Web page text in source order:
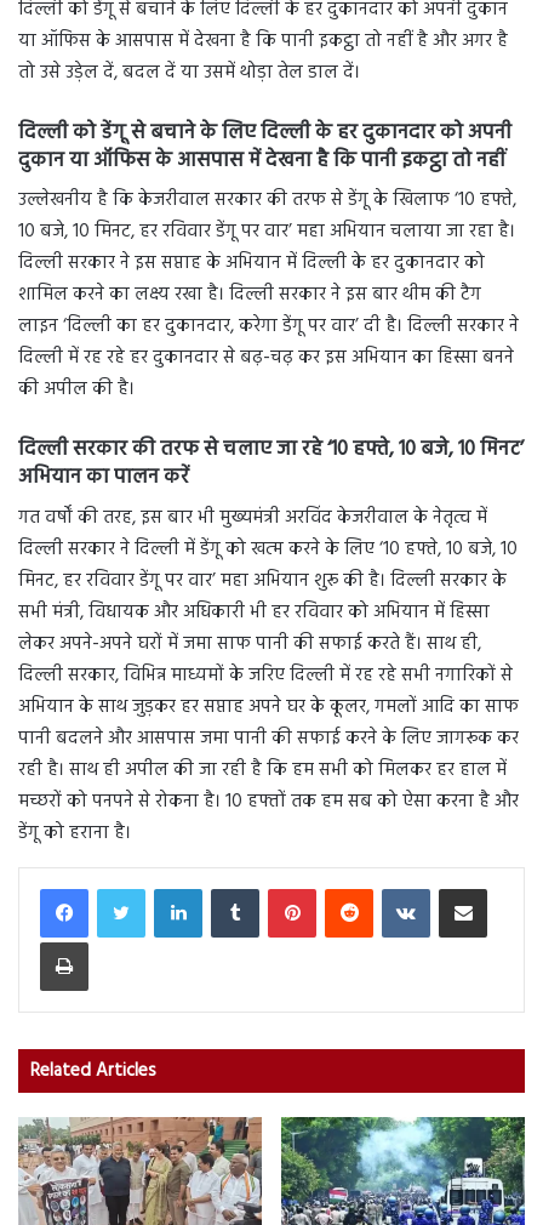
दिल्ली को डेंगू से बचाने के लिए दिल्ली के हर दुकानदार को अपनी दुकान
या ऑफिस के आसपास में देखना है कि पानी इकट्ठा तो नहीं है और अगर है
तो उसे उड़ेल दें, बदल दें या उसमें थोड़ा तेल डाल दें।
दिल्ली को डेंगू से बचाने के लिए दिल्ली के हर दुकानदार को अपनी
दुकान या ऑफिस के आसपास में देखना है कि पानी इकट्ठा तो नहीं
उल्लेखनीय है कि केजरीवाल सरकार की तरफ से डेंगू के खिलाफ ‘10 हफ्ते,
10 बजे, 10 मिनट, हर रविवार डेंगू पर वार’ महा अभियान चलाया जा रहा है।
दिल्ली सरकार ने इस सप्ताह के अभियान में दिल्ली के हर दुकानदार को
शामिल करने का लक्ष्य रखा है। दिल्ली सरकार ने इस बार थीम की टैग
लाइन ‘दिल्ली का हर दुकानदार, करेगा डेंगू पर वार’ दी है। दिल्ली सरकार ने
दिल्ली में रह रहे हर दुकानदार से बढ़-चढ़ कर इस अभियान का हिस्सा बनने
की अपील की है।
दिल्ली सरकार की तरफ से चलाए जा रहे ‘10 हफ्ते, 10 बजे, 10 मिनट’
अभियान का पालन करें
गत वर्षों की तरह, इस बार भी मुख्यमंत्री अरविंद केजरीवाल के नेतृत्व में
दिल्ली सरकार ने दिल्ली में डेंगू को खत्म करने के लिए ‘10 हफ्ते, 10 बजे, 10
मिनट, हर रविवार डेंगू पर वार’ महा अभियान शुरू की है। दिल्ली सरकार के
सभी मंत्री, विधायक और अधिकारी भी हर रविवार को अभियान में हिस्सा
लेकर अपने-अपने घरों में जमा साफ पानी की सफाई करते हैं। साथ ही,
दिल्ली सरकार, विभिन्न माध्यमों के जरिए दिल्ली में रह रहे सभी नगारिकों से
अभियान के साथ जुड़कर हर सप्ताह अपने घर के कूलर, गमलों आदि का साफ
पानी बदलने और आसपास जमा पानी की सफाई करने के लिए जागरूक कर
रही है। साथ ही अपील की जा रही है कि हम सभी को मिलकर हर हाल में
मच्छरों को पनपने से रोकना है। 10 हफ्तों तक हम सब को ऐसा करना है और
डेंगू को हराना है।
LinkedInTumblr PinterestReddit VKontakteShare via Email
Print
Related Articles